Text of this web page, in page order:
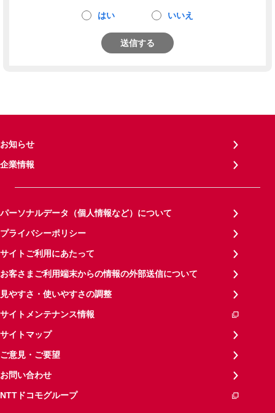
はい いいえ
送信する
お知らせ
企業情報
パーソナルデータ（個人情報など）について
プライバシーポリシー
サイトご利用にあたって
お客さまご利用端末からの情報の外部送信について
見やすさ・使いやすさの調整
サイトメンテナンス情報
サイトマップ
ご意見・ご要望
お問い合わせ
NTTドコモグループ